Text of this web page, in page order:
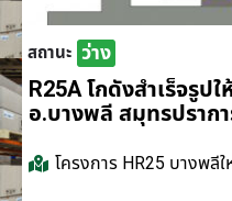
สถานะ ว่าง
R25A โกดังสำเร็จรูป
อ.บางพลี สมุทรปราก
โครงการ HR25 บางพลี